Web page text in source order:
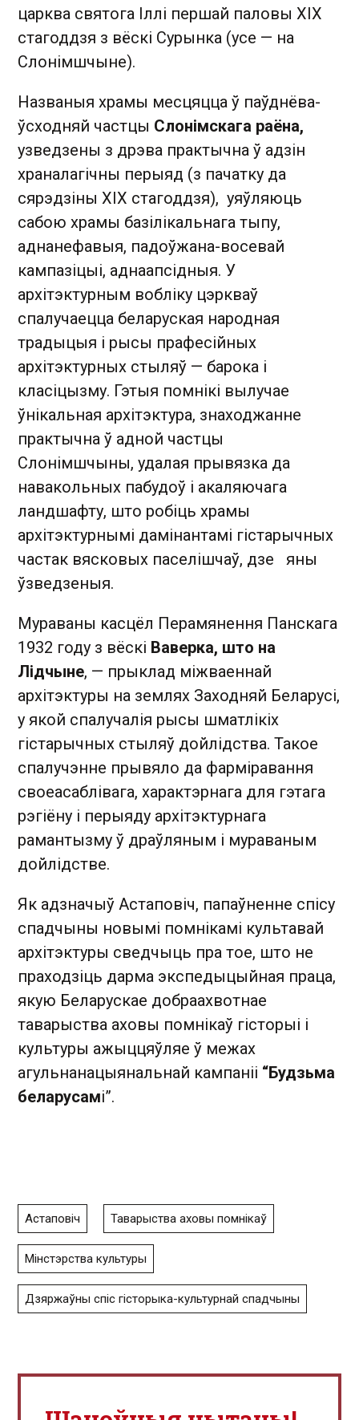
царква святога Іллі першай паловы XIX
стагоддзя з вёскі Сурынка (усе — на
Слонімшчыне).
Названыя храмы месцяцца ў паўднёва-
ўсходняй частцы Слонімскага раёна,
узведзены з дрэва практычна ў адзін
храналагічны перыяд (з пачатку да
сярэдзіны XIX стагоддзя), уяўляюць
сабою храмы базілікальнага тыпу,
аднанефавыя, падоўжана-восевай
кампазіцыі, аднаапсідныя. У
архітэктурным вобліку цэркваў
спалучаецца беларуская народная
традыцыя і рысы прафесійных
архітэктурных стыляў — барока і
класіцызму. Гэтыя помнікі вылучае
ўнікальная архітэктура, знаходжанне
практычна ў адной частцы
Слонімшчыны, удалая прывязка да
навакольных пабудоў і акаляючага
ландшафту, што робіць храмы
архітэктурнымі дамінантамі гістарычных
частак вясковых паселішчаў, дзе яны
ўзведзеныя.
Мураваны касцёл Перамянення Панскага
1932 году з вёскі Ваверка, што на
Лідчыне, — прыклад міжваеннай
архітэктуры на землях Заходняй Беларусі,
у якой спалучалія рысы шматлікіх
гістарычных стыляў дойлідства. Такое
спалучэнне прывяло да фарміравання
своеасаблівага, характэрнага для гэтага
рэгіёну і перыяду архітэктурнага
рамантызму ў драўляным і мураваным
дойлідстве.
Як адзначыў Астаповіч, папаўненне спісу
спадчыны новымі помнікамі культавай
архітэктуры сведчыць пра тое, што не
праходзіць дарма экспедыцыйная праца,
якую Беларускае добраахвотнае
таварыства аховы помнікаў гісторыі і
культуры ажыццяўляе ў межах
агульнанацыянальнай кампаніі “Будзьма
беларусамі”.
Астаповіч Таварыства аховы помнікаў
Мінстэрства культуры
Дзяржаўны спіс гісторыка-культурнай спадчыны